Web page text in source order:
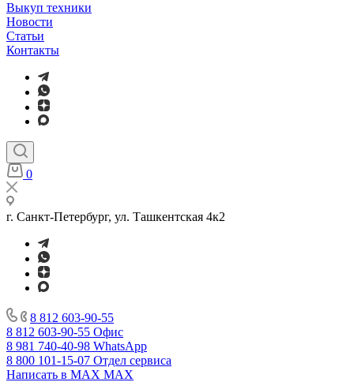
Выкуп техники
Новости
Статьи
Контакты
0
г. Санкт-Петербург, ул. Ташкентская 4к2
8 812 603-90-55
8 812 603-90-55 Офис
8 981 740-40-98 WhatsApp
8 800 101-15-07 Отдел сервиса
Написать в MAX MAX